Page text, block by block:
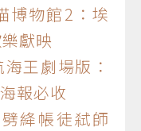
物館2：埃
獻映
王劇場版：
報必收
絳帳徒弒師